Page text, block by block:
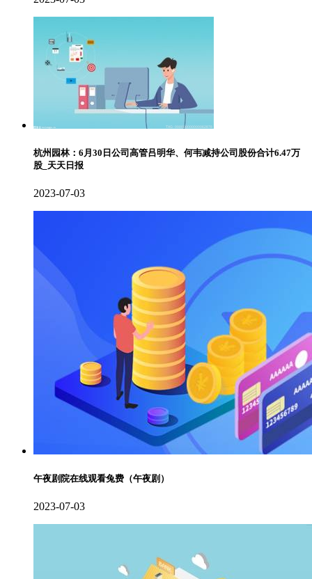
杭州园林：6月30日公司高管吕明华、何韦减持公司股份合计6.47万
股_天天日报
2023-07-03
午夜剧院在线观看兔费（午夜剧）
2023-07-03